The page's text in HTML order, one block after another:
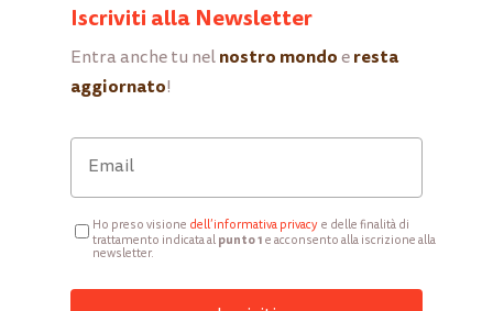
Iscriviti alla Newsletter
Entra anche tu nel nostro mondo e resta
aggiornato!
Ho preso visione dell’informativa privacye delle finalità di
trattamento indicata al punto 1 e acconsento alla iscrizione alla
newsletter.